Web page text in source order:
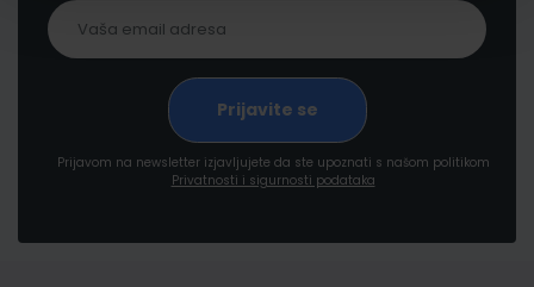
Prijavom na newsletter izjavljujete da ste upoznati s našom politikom
Privatnosti i sigurnosti podataka